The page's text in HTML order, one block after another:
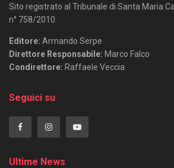
Sito registrato al Tribunale di Santa Maria
n° 758/2010.
Editore: Armando Serpe
Direttore Responsabile: Marco Falco
Condirettore: Raffaele Veccia
Seguici su
Ultime News